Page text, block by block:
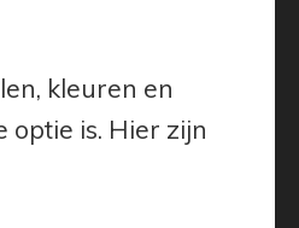
kleuren en
is. Hier zijn